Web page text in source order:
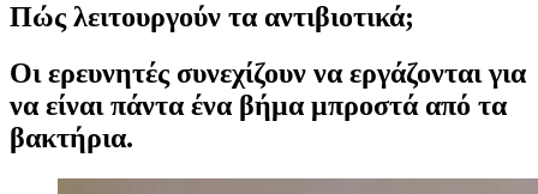
Πώς λειτουργούν τα αντιβιοτικά;
Οι ερευνητές συνεχίζουν να εργάζονται για
να είναι πάντα ένα βήμα μπροστά από τα
βακτήρια.